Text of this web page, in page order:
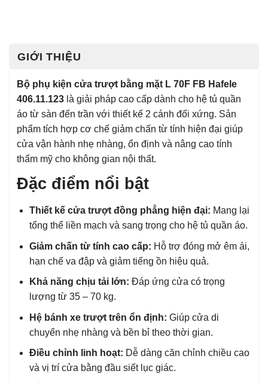
GIỚI THIỆU
Bộ phụ kiện cửa trượt bằng mặt L 70F FB Hafele
406.11.123 là giải pháp cao cấp dành cho hệ tủ quần
áo từ sàn đến trần với thiết kế 2 cánh đối xứng. Sản
phẩm tích hợp cơ chế giảm chấn từ tính hiện đại giúp
cửa vận hành nhẹ nhàng, ổn định và nâng cao tính
thẩm mỹ cho không gian nội thất.
Đặc điểm nổi bật
Thiết kế cửa trượt đồng phẳng hiện đại: Mang lại
tổng thể liền mạch và sang trọng cho hệ tủ quần áo.
Giảm chấn từ tính cao cấp: Hỗ trợ đóng mở êm ái,
hạn chế va đập và giảm tiếng ồn hiệu quả.
Khả năng chịu tải lớn: Đáp ứng cửa có trọng
lượng từ 35 – 70 kg.
Hệ bánh xe trượt trên ổn định: Giúp cửa di
chuyển nhẹ nhàng và bền bỉ theo thời gian.
Điều chỉnh linh hoạt: Dễ dàng căn chỉnh chiều cao
và vị trí cửa bằng đầu siết lục giác.